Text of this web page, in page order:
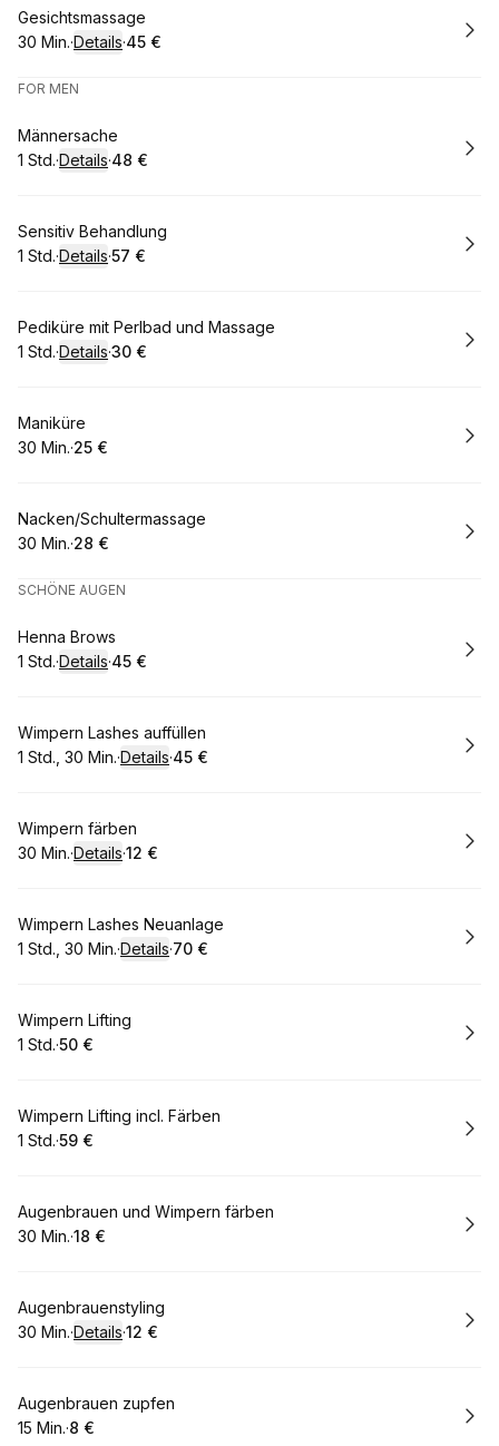
Buchen
Gesichtsmassage
.Dauer:
30 Min.·Details·
.Preis
45 €
FOR MEN
Buchen
Männersache
. Dauer:
1 Std.·Details·
.Preis
48 €
Buchen
Sensitiv Behandlung
. Dauer:
1 Std.·Details·
.Preis
57 €
Buchen
Pediküre mit Perlbad und Massage
. Dauer:
1 Std.·Details·
.Preis
30 €
Buchen
Maniküre
.Dauer:
30 Min.·
.Preis
25 €
Buchen
Nacken/Schultermassage
.Dauer:
30 Min.·
.Preis
28 €
SCHÖNE AUGEN
Buchen
Henna Brows
. Dauer:
1 Std.·Details·
.Preis
45 €
Buchen
Wimpern Lashes auffüllen
. Dauer:
1 Std., 30 Min.·Details·
.Preis
45 €
Buchen
Wimpern färben
.Dauer:
30 Min.·Details·
.Preis
12 €
Buchen
Wimpern Lashes Neuanlage
. Dauer:
1 Std., 30 Min.·Details·
. Preis
70 €
Buchen
Wimpern Lifting
. Dauer
1 Std.·
.Preis
50 €
Buchen
Wimpern Lifting incl. Färben
. Dauer
1 Std.·
.Preis
59 €
Buchen
Augenbrauen und Wimpern färben
.Dauer:
30 Min.·
.Preis
18 €
Buchen
Augenbrauenstyling
.Dauer:
30 Min.·Details·
.Preis
12 €
Buchen
Augenbrauen zupfen
.Dauer
15 Min.·
. Preis
8 €